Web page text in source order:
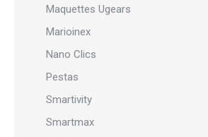
Maquettes Ugears
Marioinex
Nano Clics
Pestas
Smartivity
Smartmax